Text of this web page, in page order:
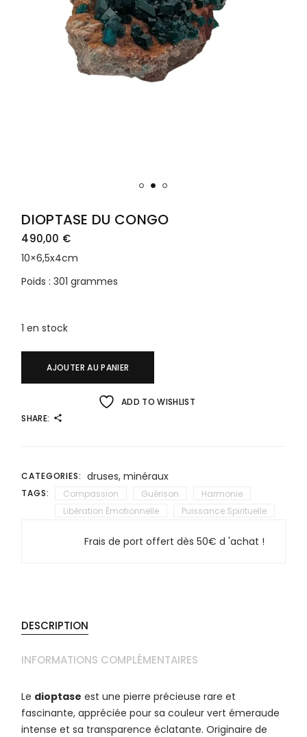
DIOPTASE DU CONGO
490,00 €
10×6,5x4cm
Poids : 301 grammes
1 en stock
AJOUTER AU PANIER
ADD TO WISHLIST
SHARE:
CATEGORIES: druses, minéraux
TAGS: Compassion Guérison
Harmonie
Libération Émotionnelle
Puissance Spirituelle
Frais de port offert dès 50€ d 'achat !
DESCRIPTION
INFORMATIONS COMPLÉMENTAIRES
Le dioptase est une pierre précieuse rare et
fascinante, appréciée pour sa couleur vert émeraude
intense et sa transparence éclatante. Originaire de